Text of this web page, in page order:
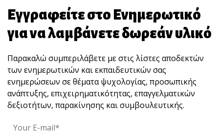
“STOP” : Μια άσκηση 10 δευτερολέπτων που
χτίζει αυτοκυριαρχία και ωριμότητα ηγεσίας.
Πολλές φορές, αυτό που καταστρέφει μια
σχέση, μια [...]
Εγγραφείτε στο Ενημερωτικό
για να λαμβάνετε δωρεάν υλικό
Παρακαλώ συμπεριλάβετε με στις λίστες αποδεκτών
των ενημερωτικών και εκπαιδευτικών σας
ενημερώσεων σε θέματα ψυχολογίας, προσωπικής
ανάπτυξης, επιχειρηματικότητας, επαγγελματικών
δεξιοτήτων, παρακίνησης και συμβουλευτικής.